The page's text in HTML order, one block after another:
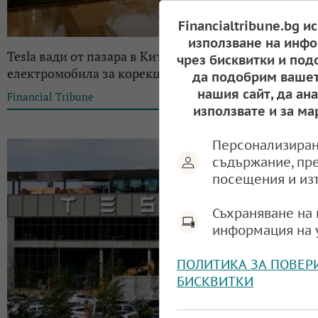
Tesla вади от пазара в Китай над 5800
електромобила за корекция в софтуера
Financial Tribune 11:22, 16.06.2024
Financialtribune.bg
използване на
чрез бисквитки и
да подобрим
нашия сайт, да
използвате и за
съдържание,
посещения и
Съхраняване
информация на
ПОЛИТИКА ЗА
БИСКВИТКИ